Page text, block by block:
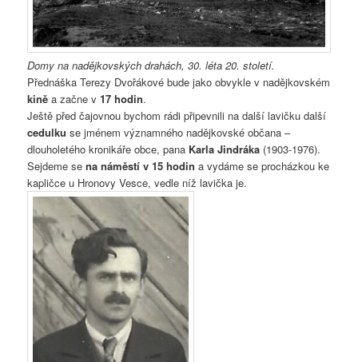
Domy na nadějkovských drahách, 30. léta 20. století.
Přednáška Terezy Dvořákové bude jako obvykle v nadějkovském
kině a začne v17 hodin.
Ještě před čajovnou bychom rádi připevnili na další lavičku další
cedulku se jménem významného nadějkovské občana –
dlouholetého kronikáře obce, pana Karla Jindráka (1903-1976).
Sejdeme sena náměstí v 15 hodin a vydáme se procházkou ke
kapličce u Hronovy Vesce, vedle níž lavička je.